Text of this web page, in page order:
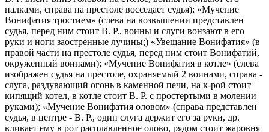
палками, справа на престоле восседает судья); «Мучение
Вонифатия тростием» (слева на возвышении представлен
судья, перед ним стоит В. Р., воины и слуги вонзают в его
руки и ноги заостренные лучины;) «Увещание Вонифатия» (в
правой части на престоле судья, перед ним стоит Вонифатий,
окруженный воинами); «Мучение Вонифатия в котле» (слева
изображен судья на престоле, охраняемый 2 воинами, справа -
слуга, раздувающий огонь в каменной печи, на к-рой стоит
кипящий котел, в котле стоит В. Р. с простертыми в молении
руками); «Мучение Вонифатия оловом» (справа представлен
судья, в центре - В. Р., один слуга держит его за руки, др.
вливает ему в рот расплавленное олово, рядом стоит жаровня